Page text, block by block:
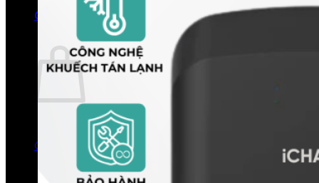
0
Giỏ hàng
Chưa có sản phẩm trong giỏ hàng.
Quay trở lại cửa hàng